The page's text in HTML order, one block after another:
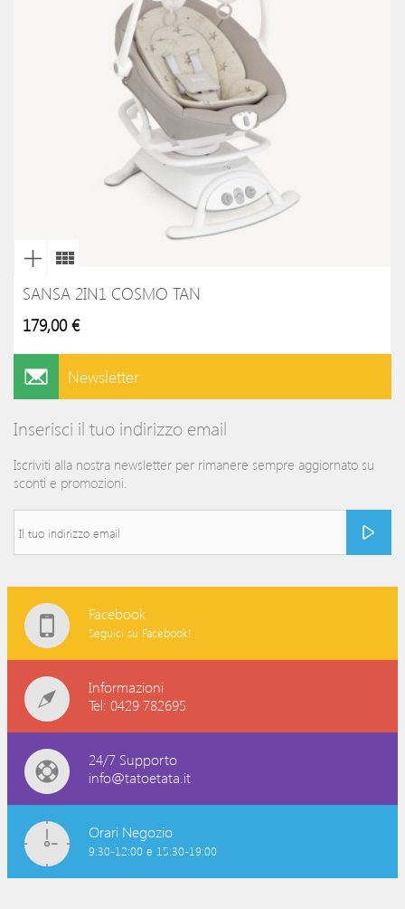
SANSA 2IN1 COSMO TAN
179,00 €
Newsletter
Inserisci il tuo indirizzo email
Iscriviti alla nostra newsletter per rimanere sempre aggiornato su
sconti e promozioni.
Facebook
Seguici su Facebook!
Informazioni
Tel: 0429 782695
24/7 Supporto
info@tatoetata.it
Orari Negozio
9:30-12:00 e 15:30-19:00